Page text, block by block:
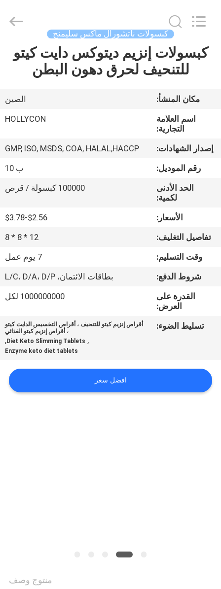
منزل
أشرطة
حول
في
المعمل
ضبط
الجودة
اتصل
أخبار
كبسولات ناتشورال ماكس سليمنج
كبسولات إنزيم ديتوكس دايت كيتو
للتنحيف لحرق دهون البطن
مكان المنشأ:
الصين
اسم العلامة
التجارية:
HOLLYCON
إصدار الشهادات:
GMP, ISO, MSDS, COA, HALAL,HACCP
رقم الموديل:
ب 10
الحد الأدنى
لكمية:
100000 كبسولة / قرص
الأسعار:
$2.56-$3.78
تفاصيل التغليف:
12 * 8 * 8
وقت التسليم:
7 يوم عمل
شروط الدفع:
بطاقات الائتمان، L/C، D/A، D/P
القدرة على
العرض:
1000000000 لكل
تسليط الضوء:
أقراص إنزيم كيتو للتنحيف ، أقراص التخسيس الدايت كيتو
، أقراص إنزيم كيتو الغذائي
,
Diet Keto Slimming Tablets
,
Enzyme keto diet tablets
افضل سعر
منتوج وصف